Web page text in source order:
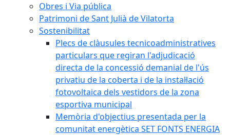
Obres i Via pública
Patrimoni de Sant Julià de Vilatorta
Sostenibilitat
Plecs de clàusules tecnicoadministratives
particulars que regiran l'adjudicació
directa de la concessió demanial de l'ús
privatiu de la coberta i de la instal·lació
fotovoltaica dels vestidors de la zona
esportiva municipal
Memòria d'objectius presentada per la
comunitat energètica SET FONTS ENERGIA